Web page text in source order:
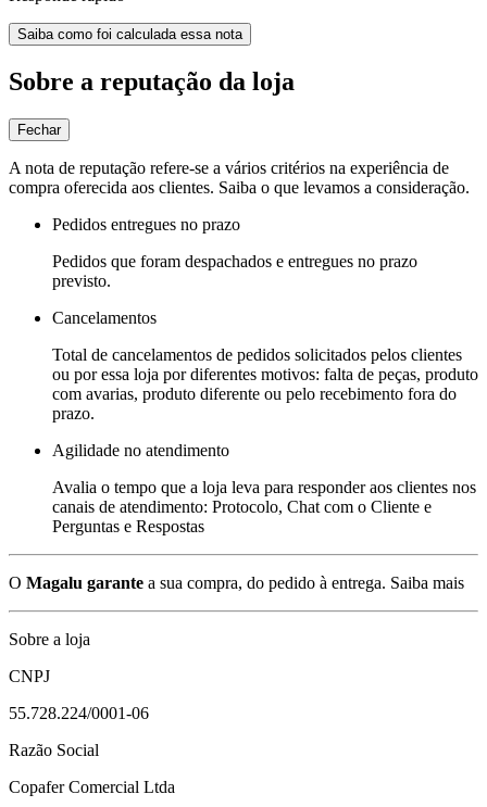
Saiba como foi calculada essa nota
Sobre a reputação da loja
Fechar
A nota de reputação refere-se a vários critérios na experiência de
compra oferecida aos clientes. Saiba o que levamos a consideração.
Pedidos entregues no prazo
Pedidos que foram despachados e entregues no prazo
previsto.
Cancelamentos
Total de cancelamentos de pedidos solicitados pelos clientes
ou por essa loja por diferentes motivos: falta de peças, produto
com avarias, produto diferente ou pelo recebimento fora do
prazo.
Agilidade no atendimento
Avalia o tempo que a loja leva para responder aos clientes nos
canais de atendimento: Protocolo, Chat com o Cliente e
Perguntas e Respostas
O Magalu garante a sua compra, do pedido à entrega. Saiba mais
Sobre a loja
CNPJ
55.728.224/0001-06
Razão Social
Copafer Comercial Ltda